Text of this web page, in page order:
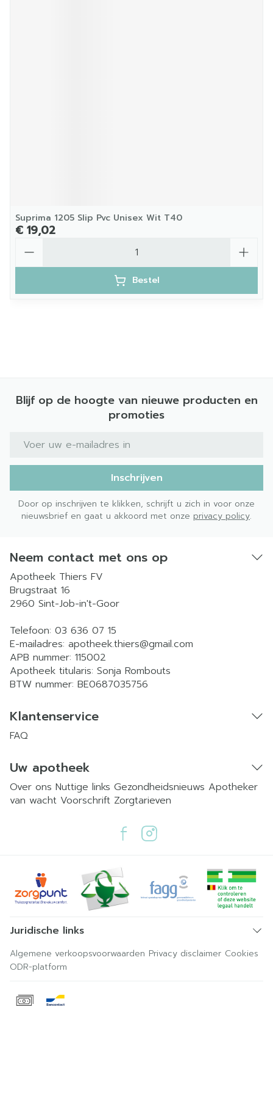
Suprima 1205 Slip Pvc Unisex Wit T40
€ 19,02
Bestel
Blijf op de hoogte van nieuwe producten en
promoties
E-mail adres
Inschrijven
Door op inschrijven te klikken, schrijft u zich in voor onze
nieuwsbrief en gaat u akkoord met onze privacy policy.
Neem contact met ons op
Apotheek Thiers FV
Brugstraat 16
2960 Sint-Job-in't-Goor
Telefoon: 03 636 07 15
E-mailadres: apotheek.thiers@gmail.com
APB nummer: 115002
Apotheek titularis: Sonja Rombouts
BTW nummer: BE0687035756
Klantenservice
FAQ
Uw apotheek
Over ons Nuttige links Gezondheidsnieuws Apotheker
van wacht Voorschrift Zorgtarieven
Juridische links
Algemene verkoopsvoorwaarden Privacy disclaimer Cookies
ODR-platform